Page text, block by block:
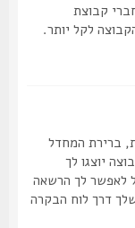
לקל יותר.
המחדל
לך
לך הרשאה
לוח הבקרה